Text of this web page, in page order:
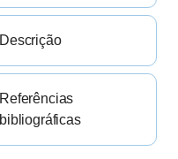
Descrição
Referências
bibliográficas